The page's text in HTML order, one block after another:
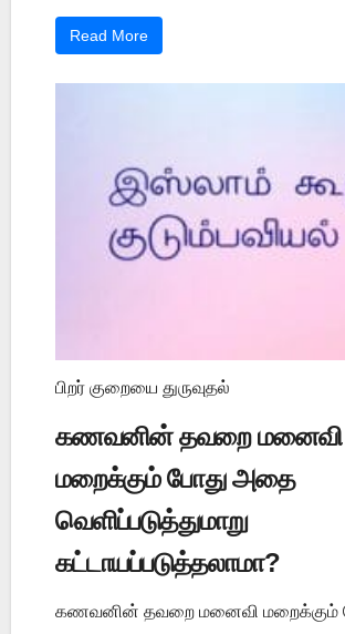
Read More
பிறர் குறையை துருவுதல்
கணவனின் தவறை மனைவி
மறைக்கும் போது அதை
வெளிப்படுத்துமாறு
கட்டாயப்படுத்தலாமா?
கணவனின் தவறை மனைவி மறைக்கும்